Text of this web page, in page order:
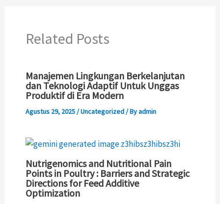
Related Posts
Manajemen Lingkungan Berkelanjutan
dan Teknologi Adaptif Untuk Unggas
Produktif di Era Modern
Agustus 29, 2025/Uncategorized/ Byadmin
Nutrigenomics and Nutritional Pain
Points in Poultry : Barriers and Strategic
Directions for Feed Additive
Optimization